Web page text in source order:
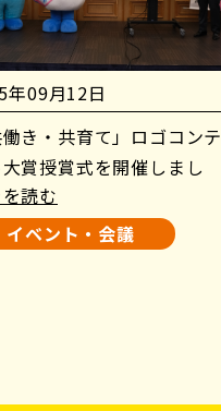
年09月12日
働き・共育て」ロゴコンテ
賞授賞式を開催しまし
読む
イベント・会議